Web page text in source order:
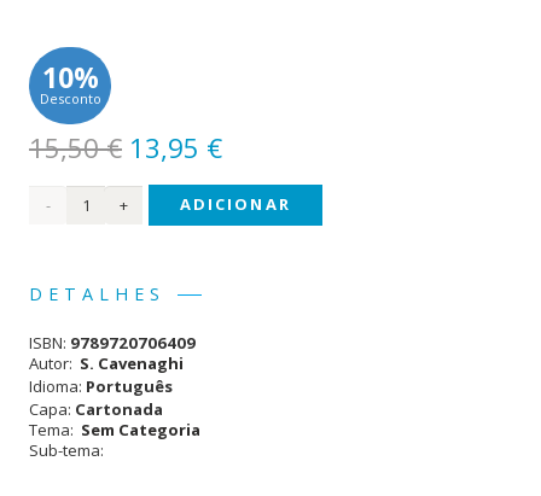
10%
Desconto
15,50€ O
preço
original
15,50 €.
13,95 €O
preço
atual
Quantidade
Desportos
ADICIONAR
DETALHES
ISBN: 9789720706409
Autor: S. Cavenaghi
Idioma: Português
Capa: Cartonada
Tema: Sem Categoria
Sub-tema: